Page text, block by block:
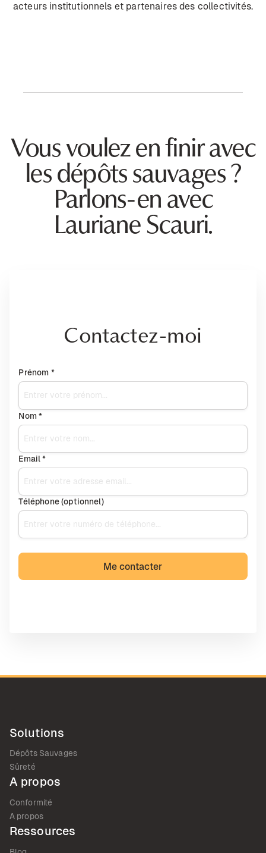
acteurs institutionnels et partenaires des collectivités.
Vous voulez en finir avec
les dépôts sauvages ?
Parlons-en avec
Lauriane Scauri.
Contactez-moi
Prénom *
Nom *
Email *
Téléphone (optionnel)
Solutions
Dépôts Sauvages
Sûreté
A propos
Conformité
A propos
Ressources